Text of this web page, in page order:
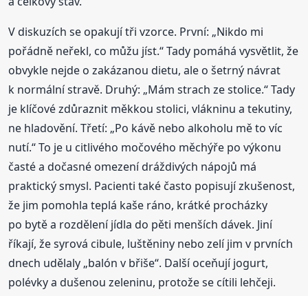
V diskuzích se opakují tři vzorce. První: „Nikdo mi
pořádně neřekl, co můžu jíst.“ Tady pomáhá vysvětlit, že
obvykle nejde o zakázanou dietu, ale o šetrný návrat
k normální stravě. Druhý: „Mám strach ze stolice.“ Tady
je klíčové zdůraznit měkkou stolici, vlákninu a tekutiny,
ne hladovění. Třetí: „Po kávě nebo alkoholu mě to víc
nutí.“ To je u citlivého močového měchýře po výkonu
časté a dočasné omezení dráždivých nápojů má
praktický smysl. Pacienti také často popisují zkušenost,
že jim pomohla teplá kaše ráno, krátké procházky
po bytě a rozdělení jídla do pěti menších dávek. Jiní
říkají, že syrová cibule, luštěniny nebo zelí jim v prvních
dnech udělaly „balón v břiše“. Další oceňují jogurt,
polévky a dušenou zeleninu, protože se cítili lehčeji.